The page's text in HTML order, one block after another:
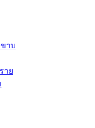
าบ
าย